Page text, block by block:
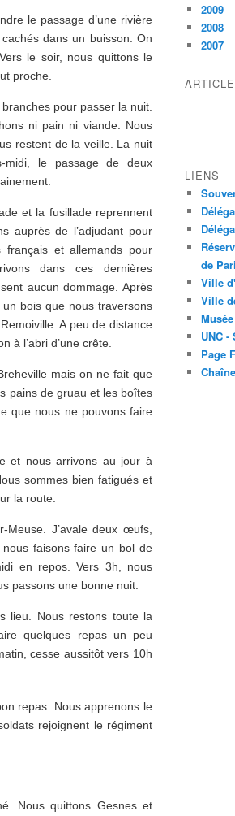
le passage d’une rivière
dans un buisson. On
le soir, nous quittons le
proche.
pour passer la nuit.
ni pain ni viande. Nous
restent de la veille. La nuit
midi, le passage de deux
et la fusillade reprennent
auprès de l’adjudant pour
et allemands pour
dans ces dernières
aucun dommage. Après
bois que nous traversons
A peu de distance
à l’abri d’une crête.
mais on ne fait que
pains de gruau et les boîtes
que nous ne pouvons faire
et nous arrivons au jour à
sommes bien fatigués et
la route.
J’avale deux œufs,
faisons faire un bol de
en repos. Vers 3h, nous
passons une bonne nuit.
lieu. Nous restons toute la
quelques repas un peu
cesse aussitôt vers 10h
repas. Nous apprenons le
rejoignent le régiment
Nous quittons Gesnes et
2009
2008
2007
LIENS
de
Ville
Ville
UNC
Page